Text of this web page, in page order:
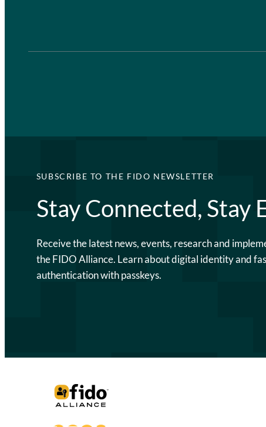
SUBSCRIBE TO THE FIDO NEWSLETTER
Stay Connected, Stay
Receive the latest news, events, research and
the FIDO Alliance. Learn about digital identity and
authentication with passkeys.